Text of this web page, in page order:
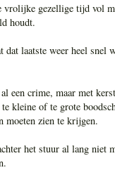
gezellige tijd vol
houdt.
laatste weer heel snel
een crime, maar met
kleine of te grote
moeten zien te krijgen.
het stuur al lang niet